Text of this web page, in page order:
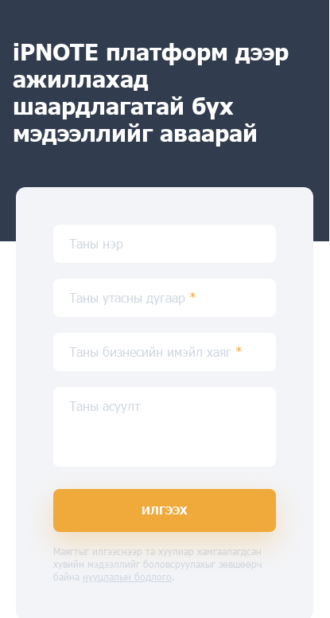
iPNOTE платформ дээр
ажиллахад
шаардлагатай бүх
мэдээллийг аваарай
Таны нэр
Таны утасны дугаар *
Таны бизнесийн имэйл хаяг *
Таны асуулт
ИЛГЭЭХ
Маягтыг илгээснээр та хуулиар хамгаалагдсан
хувийн мэдээллийг боловсруулахыг зөвшөөрч
байна нууцлалын бодлого.